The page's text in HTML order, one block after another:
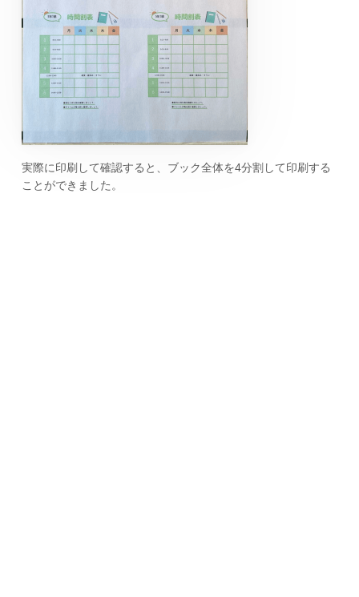
実際に印刷して確認すると、ブック全体を4分割して印刷する
ことができました。